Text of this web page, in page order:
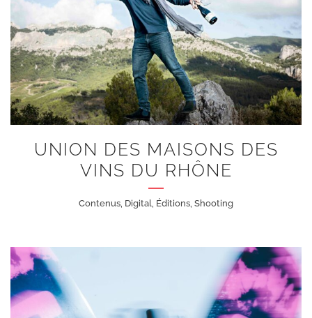
+
UNION DES MAISONS DES
VINS DU RHÔNE
Contenus, Digital, Éditions, Shooting